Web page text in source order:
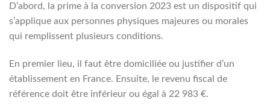
D’abord, la prime à la conversion 2023 est un dispositif qui
s’applique aux personnes physiques majeures ou morales
qui remplissent plusieurs conditions.
En premier lieu, il faut être domiciliée ou justifier d’un
établissement en France. Ensuite, le revenu fiscal de
référence doit être inférieur ou égal à 22 983 €.